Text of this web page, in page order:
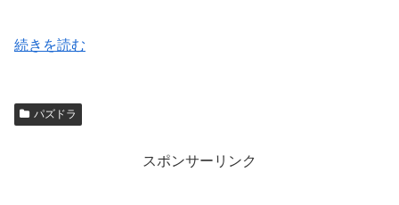
続きを読む
パズドラ
スポンサーリンク